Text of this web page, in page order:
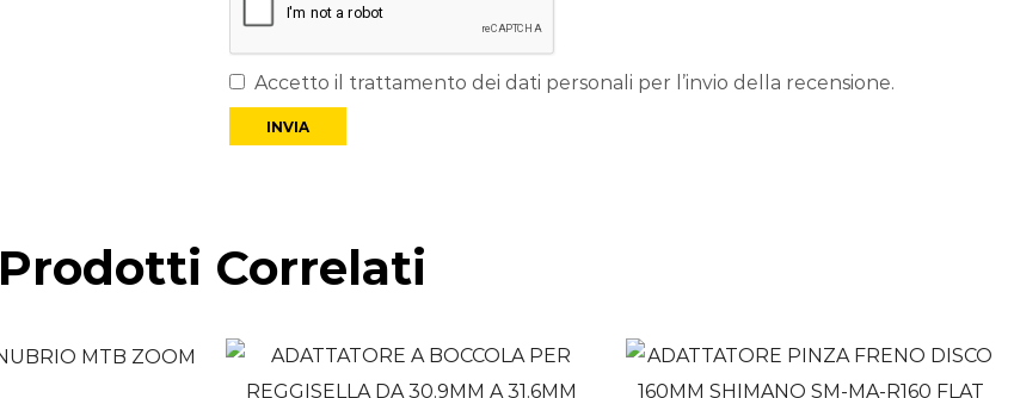
Accetto il trattamento dei dati personali per l’invio della recensione.
Prodotti Correlati